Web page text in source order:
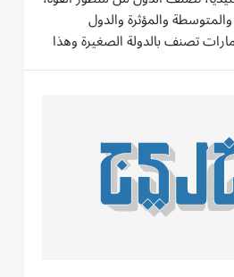
والمؤثرة والدول
تصنف بالدولة الصغيرة وهذا
الدولة وامتلاكها لعناصر القوة